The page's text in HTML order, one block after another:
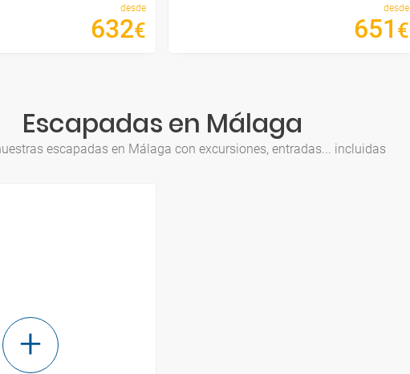
desde
632€
desde
651 €
Escapadas en Málaga
escapadas en Málaga con excursiones, entradas... incluidas